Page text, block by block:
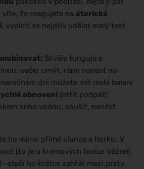
že reagujete na éterické
, vyplatí se nejdřív udělat malý test
Skvěle funguje s
večer umýt, ráno nanést na
dni můžete mít malé balení
obnovení(otřít podpaží
nebo vodou, osušit, nanést
ho mimo přímé slunce a horko. V
(to je u krémových textur běžné),
ho krátce zahřát mezi prsty.